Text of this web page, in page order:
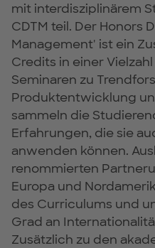
mit interdisziplinärem
CDTM teil. Der Honors
Management' ist ein
Credits in einer
Seminaren zu
Produktentwicklung
sammeln die
Erfahrungen, die sie
anwenden können.
renommierten
Europa und
des Curriculums und
Grad an
Zusätzlich zu den